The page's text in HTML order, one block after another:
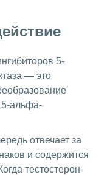
5-
— это
5-альфа-
отвечает за
и содержится
тестостерон